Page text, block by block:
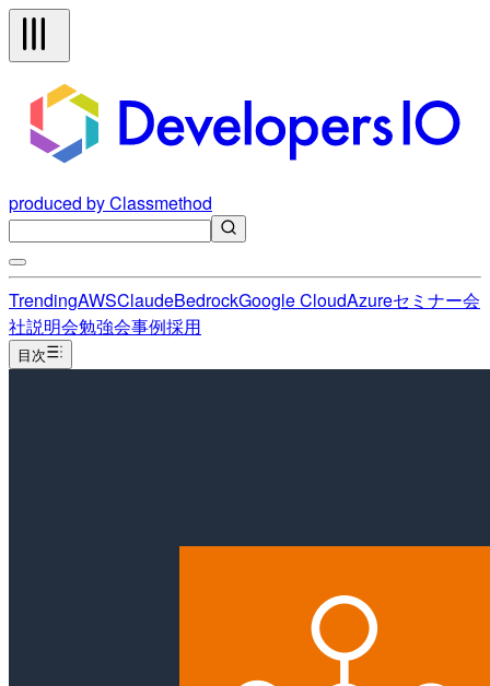
produced by Classmethod
TrendingAWSClaudeBedrockGoogle CloudAzureセミナー会
社説明会勉強会事例採用
目次